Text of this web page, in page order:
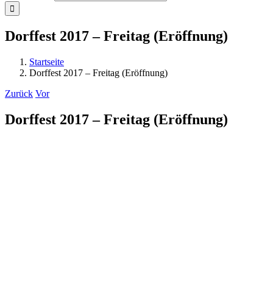
Dorffest 2017 – Freitag (Eröffnung)
Startseite
Dorffest 2017 – Freitag (Eröffnung)
Zurück Vor
Dorffest 2017 – Freitag (Eröffnung)